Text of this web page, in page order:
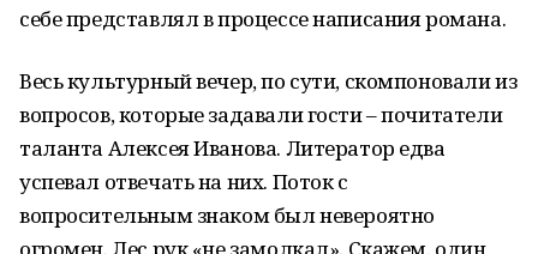
себе представлял в процессе написания романа.
Весь культурный вечер, по сути, скомпоновали из
вопросов, которые задавали гости – почитатели
таланта Алексея Иванова. Литератор едва
успевал отвечать на них. Поток с
вопросительным знаком был невероятно